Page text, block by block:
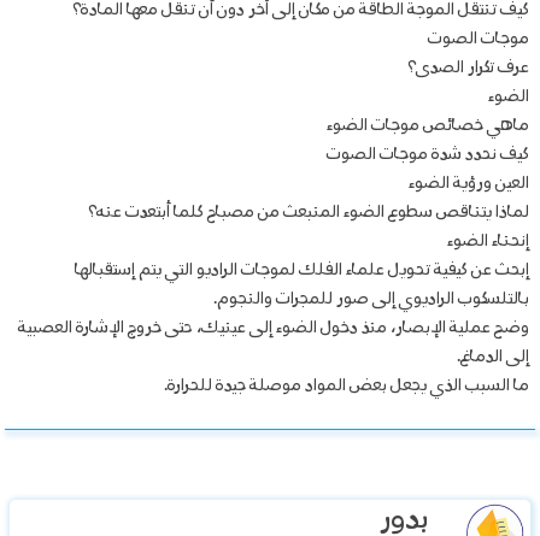
كيف تنتقل الموجة الطاقة من مكان إلى آخر دون أن تنقل معها المادة؟
موجات الصوت
عرف تكرار الصدى؟
الضوء
ماهي خصائص موجات الضوء
كيف نحدد شدة موجات الصوت
العين ورؤية الضوء
لماذا يتناقص سطوع الضوء المنبعث من مصباح كلما أبتعدت عنه؟
إنحناء الضوء
إبحث عن كيفية تحويل علماء الفلك لموجات الراديو التي يتم إستقبالها
بالتلسكوب الراديوي إلى صور للمجرات والنجوم.
وضح عملية الإبصار، منذ دخول الضوء إلى عينيك، حتى خروج الإشارة العصبية
إلى الدماغ.
ما السبب الذي يجعل بعض المواد موصلة جيدة للحرارة.
بدور